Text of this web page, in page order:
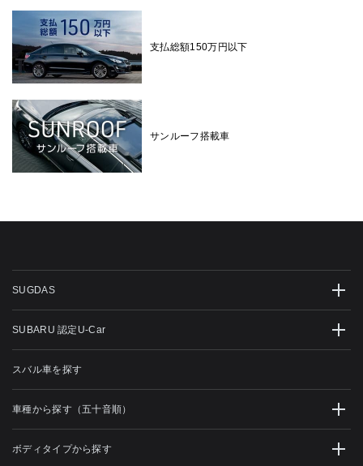
支払総額150万円以下
サンルーフ搭載車
SUGDAS
SUBARU 認定U-Car
スバル車を探す
車種から探す（五十音順）
ボディタイプから探す